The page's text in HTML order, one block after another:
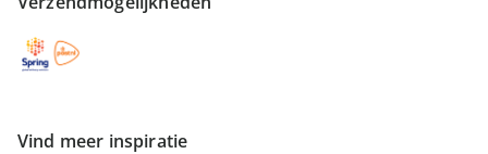
Vind meer inspiratie